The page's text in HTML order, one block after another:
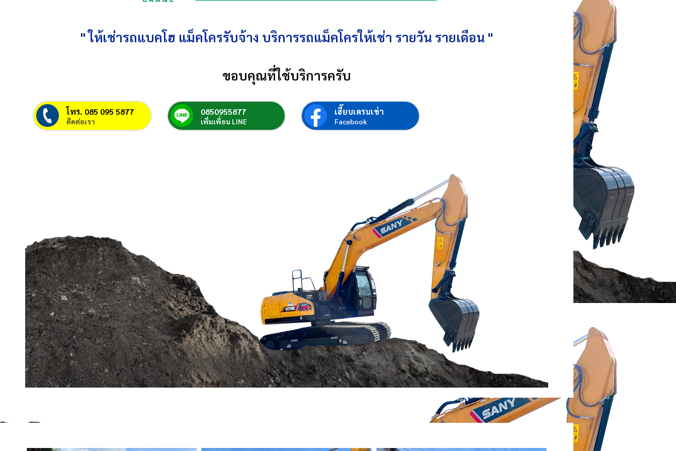
" ให้เช่ารถแบคโฮ แม็คโครรับจ้าง บริการรถแม็คโครให้เช่า รายวัน รายเดือน "
ขอบคุณที่ใช้บริการครับ
โทร. 085 095 5877
ติดต่อเรา
0850955877
เพิ่มเพื่อน LINE
เฮี๊ยบเครนเช่า
Facebook